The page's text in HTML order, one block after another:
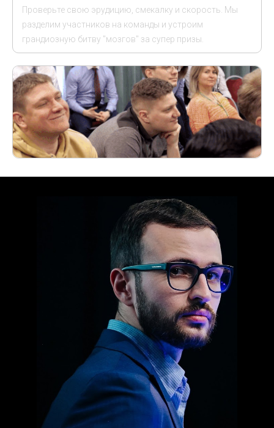
Проверьте свою эрудицию, смекалку и скорость. Мы
разделим участников на команды и устроим
грандиозную битву "мозгов" за супер призы.